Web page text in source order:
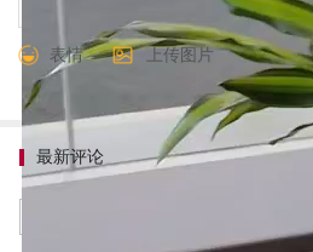
表情 上传图片
最新评论